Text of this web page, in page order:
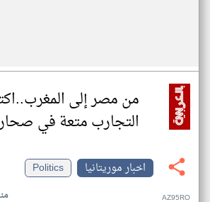
من مصر إلى
التجارب متعة في
اخبار موريتانيا
Politics
AZ95RO